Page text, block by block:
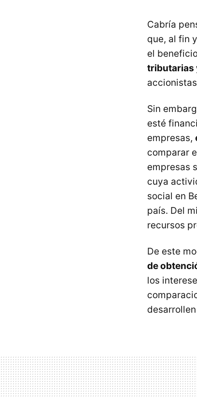
Cabría
que, al fin
el
tributarias
Sin
esté
empresas,
comparar
empresas
cuya
social en
país. Del
recursos
De este
de
los